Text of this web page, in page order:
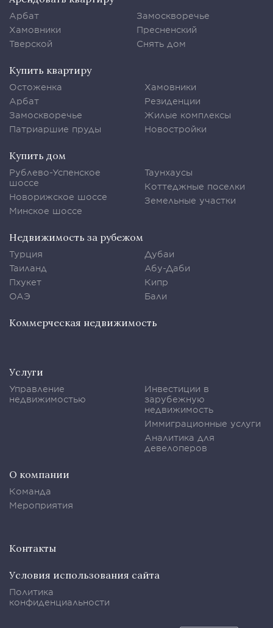
Арбат
Хамовники
Тверской
Замоскворечье
Пресненский
Снять дом
Купить квартиру
Остоженка
Арбат
Замоскворечье
Патриаршие пруды
Хамовники
Резиденции
Жилые комплексы
Новостройки
Купить дом
Рублево-Успенское
шоссе
Новорижское шоссе
Минское шоссе
Таунхаусы
Коттеджные поселки
Земельные участки
Недвижимость за рубежом
Турция
Таиланд
Пхукет
ОАЭ
Дубаи
Абу-Даби
Кипр
Бали
Коммерческая недвижимость
Услуги
Управление
недвижимостью
Инвестиции в
зарубежную
недвижимость
Иммиграционные услуги
Аналитика для
девелоперов
О компании
Команда
Мероприятия
Контакты
Условия использования сайта
Политика
конфиденциальности